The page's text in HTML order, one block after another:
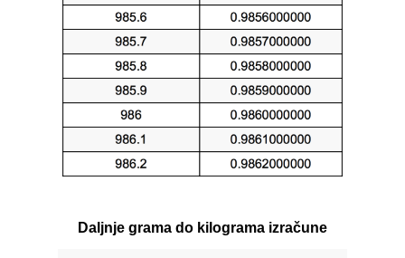
Daljnje grama do kilograma izračune